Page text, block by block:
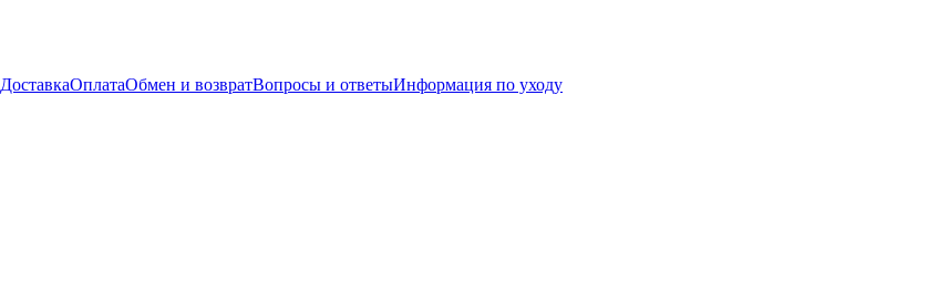
ДоставкаОплатаОбмен и возвратВопросы и ответыИнформация по уходу